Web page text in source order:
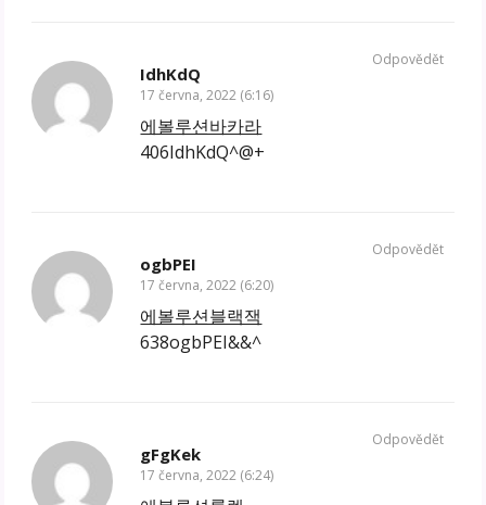
IdhKdQ
17 června, 2022 (6:16)
에볼루션바카라
406IdhKdQ^@+
Odpovědět
ogbPEI
17 června, 2022 (6:20)
에볼루션블랙잭
638ogbPEI&&^
Odpovědět
gFgKek
17 června, 2022 (6:24)
Odpovědět